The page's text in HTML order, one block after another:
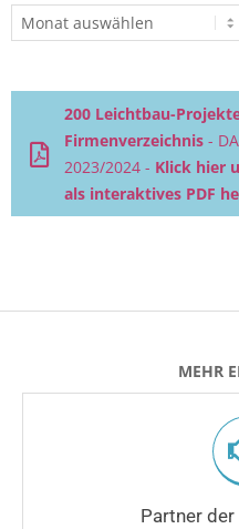
Beitragsarchiv
200 Leichtbau-
Firmenverzeichnis -
2023/2024 - Klick hier
als interaktives PDF
MEHR
Partner